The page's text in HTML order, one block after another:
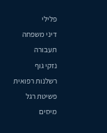
פלילי
דיני משפחה
תעבורה
נזקי גוף
רשלנות רפואית
פשיטת רגל
מיסים